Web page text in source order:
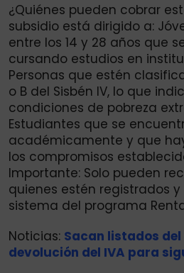
¿Quiénes pueden cobrar
subsidio está dirigido a:
entre los 14 y 28 años que
cursando estudios en
Personas que estén
o B del Sisbén IV, lo que
condiciones de pobreza
Estudiantes que se
académicamente y que
los compromisos
Importante: Solo pueden
quienes estén registrados
sistema del programa
Noticias: Sacan listados
devolución del IVA para